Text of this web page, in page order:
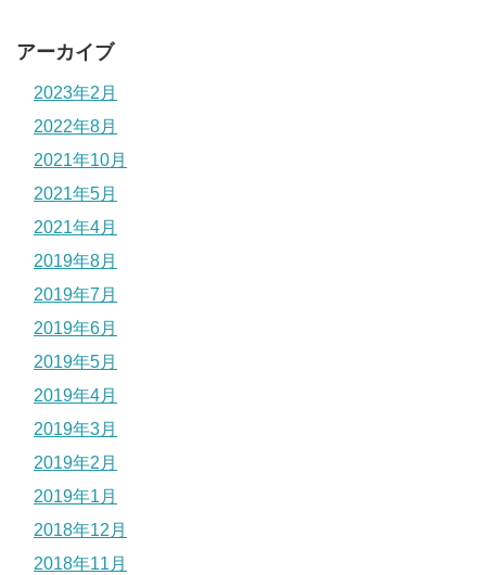
アーカイブ
2023年2月
2022年8月
2021年10月
2021年5月
2021年4月
2019年8月
2019年7月
2019年6月
2019年5月
2019年4月
2019年3月
2019年2月
2019年1月
2018年12月
2018年11月